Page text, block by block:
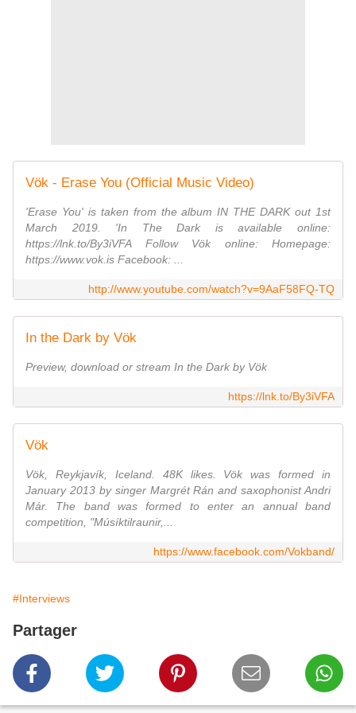
Vök - Erase You (Official Music Video)
'Erase You' is taken from the album IN THE DARK out 1st
March 2019. 'In The Dark is available online:
https://lnk.to/By3iVFA Follow Vök online: Homepage:
https://www.vok.is Facebook: ...
http://www.youtube.com/watch?v=9AaF58FQ-TQ
In the Dark by Vök
Preview, download or stream In the Dark by Vök
https://lnk.to/By3iVFA
Vök
Vök, Reykjavík, Iceland. 48K likes. Vök was formed in
January 2013 by singer Margrét Rán and saxophonist Andri
Már. The band was formed to enter an annual band
competition, "Músíktilraunir,...
https://www.facebook.com/Vokband/
#Interviews
Partager